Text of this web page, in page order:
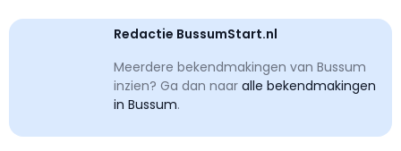
Redactie BussumStart.nl
Meerdere bekendmakingen van Bussum
inzien? Ga dan naar alle bekendmakingen
in Bussum.